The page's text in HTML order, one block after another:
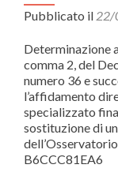
Pubblicato il 22/
Determinazione
comma 2, del
numero 36 e
l’affidamento
specializzato
sostituzione di
B6CCC81EA6